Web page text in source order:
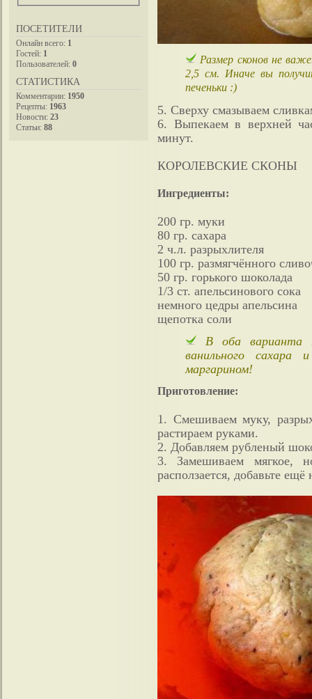
ПОСЕТИТЕЛИ
Онлайн всего: 1
Гостей: 1
Пользователей: 0
СТАТИСТИКА
Комментарии: 1950
Рецепты: 1963
Новости: 23
Статьи: 88
Размер сконов не
2,5 см. Иначе вы
печеньки :)
5. Сверху смазываем
6. Выпекаем в верхней
минут.
КОРОЛЕВСКИЕ СКОНЫ
Ингредиенты:
200 гр. муки
80 гр. сахара
2 ч.л. разрыхлителя
100 гр. размягчённого
50 гр. горького шоколада
1/3 ст. апельсинового сока
немного цедры апельсина
щепотка соли
В оба варианта
ванильного сахара
маргарином!
Приготовление:
1. Смешиваем муку,
растираем руками.
2. Добавляем рубленый
3. Замешиваем мягкое,
расползается, добавьте